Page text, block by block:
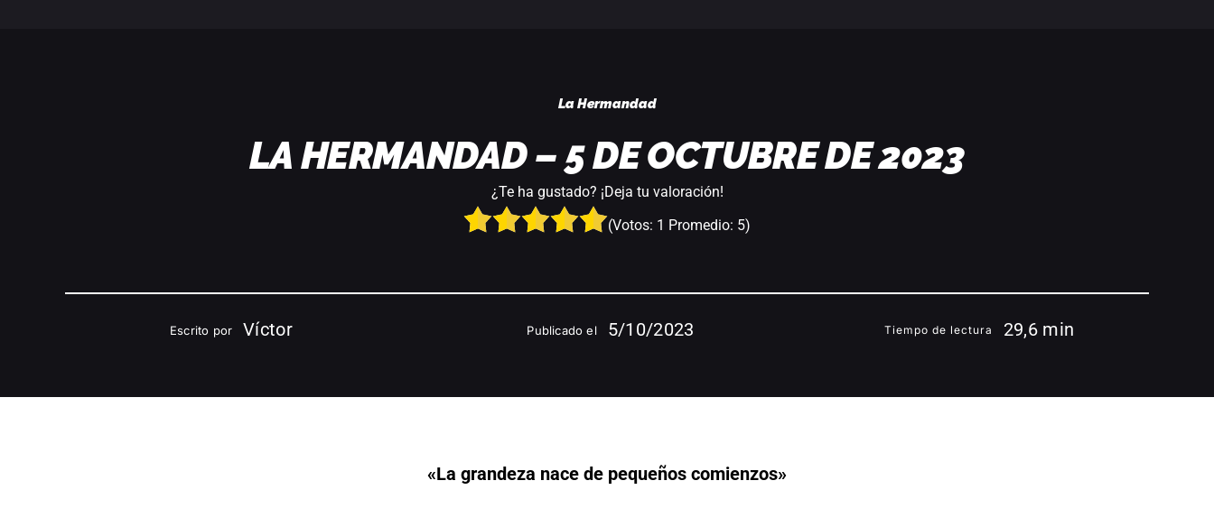
La Hermandad
LA HERMANDAD – 5 DE OCTUBRE DE 2023
¿Te ha gustado? ¡Deja tu valoración!
(Votos: 1 Promedio: 5)
Escrito por Víctor Publicado el 5/10/2023 Tiempo de lectura 29,6 min
«La grandeza nace de pequeños comienzos»